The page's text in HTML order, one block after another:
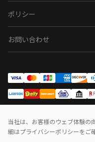
当社は、お客様のウェブ体験の
細はプライバシーポリシーをご
ポリシー
お問い合わせ
問い合わせ 利用